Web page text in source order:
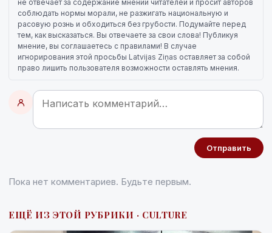
не отвечает за содержание мнений читателей и просит авторов
соблюдать нормы морали, не разжигать национальную и
расовую рознь и обходиться без грубости. Подумайте перед
тем, как высказаться. Вы отвечаете за свои слова! Публикуя
мнение, вы соглашаетесь с правилами! В случае
игнорирования этой просьбы Latvijas Ziņas оставляет за собой
право лишить пользователя возможности оставлять мнения.
Отправить
Пока нет комментариев. Будьте первым.
ЕЩЁ ИЗ ЭТОЙ РУБРИКИ · CULTURE